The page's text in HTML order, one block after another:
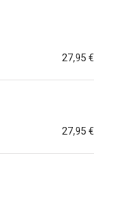
27,95 €
27,95 €